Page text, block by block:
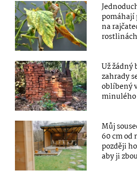
na
rostlinách
Už žádný
zahrady
oblíbený
Můj
60 cm od
později
aby ji